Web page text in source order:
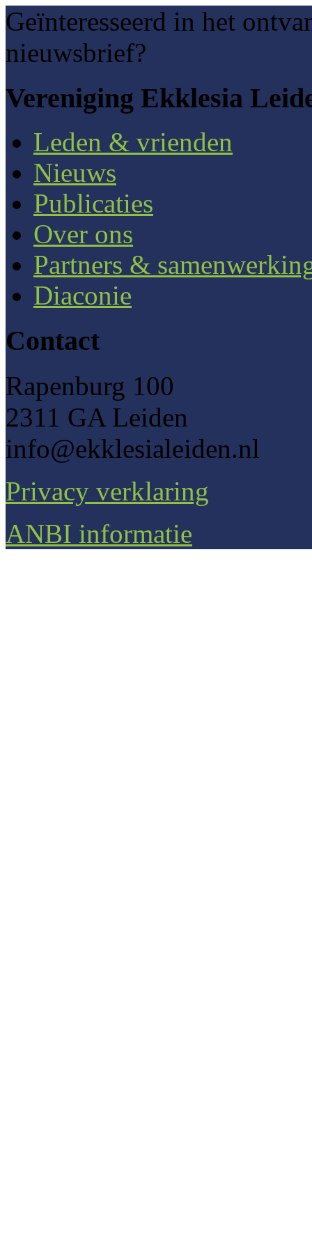
Geïnteresseerd in het
nieuwsbrief?
Vereniging Ekklesia
Leden & vrienden
Nieuws
Publicaties
Over ons
Partners &
Diaconie
Contact
Rapenburg 100
2311 GA Leiden
info@ekklesialeiden.nl
Privacy verklaring
ANBI informatie